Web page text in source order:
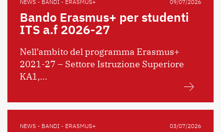
NEWS - BANDI - ERASMUS+ 09/07/2026
Bando Erasmus+ per studenti
ITS a.f 2026-27
Nell’ambito del programma Erasmus+
2021-27 – Settore Istruzione Superiore
KA1,...
NEWS - BANDI - ERASMUS+ 03/07/2026